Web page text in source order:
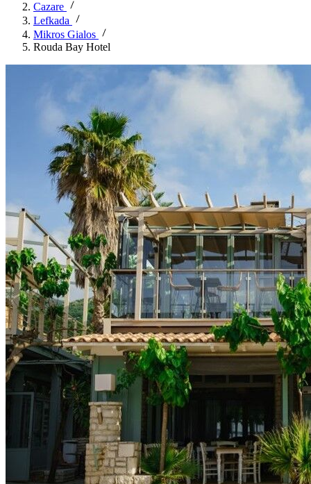
Cazare
Lefkada
Mikros Gialos
Rouda Bay Hotel